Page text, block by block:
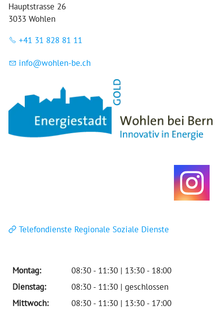
Hauptstrasse 26
3033 Wohlen
+41 31 828 81 11
nf w hl n-b ch
Telefondienste Regionale Soziale Dienste
Montag:
08:30 - 11:30 | 13:30 - 18:00
Dienstag:
08:30 - 11:30 | geschlossen
Mittwoch:
08:30 - 11:30 | 13:30 - 17:00